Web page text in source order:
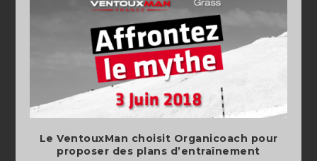
Le VentouxMan choisit Organicoach pour
proposer des plans d’entraînement